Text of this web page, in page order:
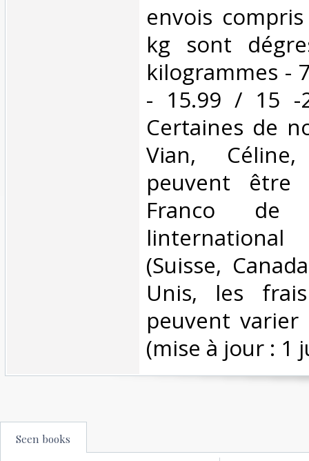
envois
kg sont
kilogrammes -
- 15.99 / 15 -
Certaines de
Vian,
peuvent être
Franco de
(Suisse,
Unis, les
peuvent
(mise à jour : 1
Seen books